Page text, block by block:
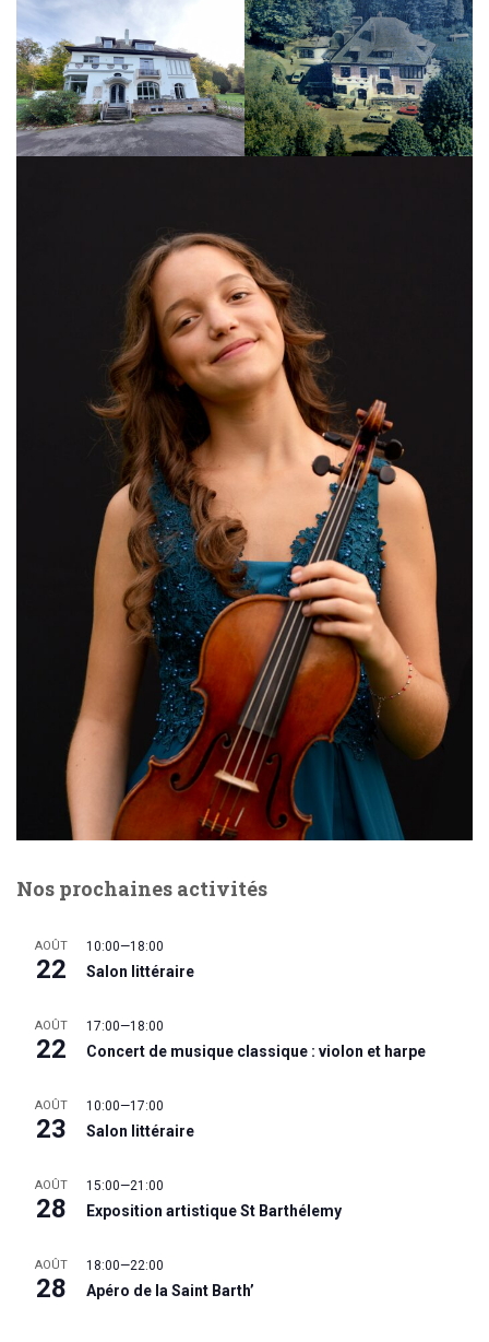
Nos prochaines activités
AOÛT
22
10:00—18:00
Salon littéraire
AOÛT
22
17:00—18:00
Concert de musique classique : violon et harpe
AOÛT
23
10:00—17:00
Salon littéraire
AOÛT
28
15:00—21:00
Exposition artistique St Barthélemy
AOÛT
28
18:00—22:00
Apéro de la Saint Barth’